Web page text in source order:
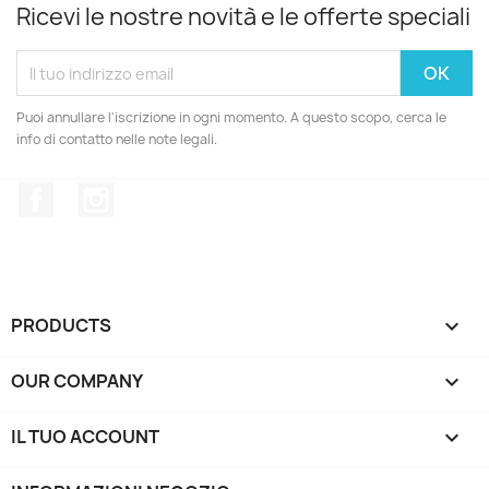
Ricevi le nostre novità e le offerte speciali
Puoi annullare l'iscrizione in ogni momento. A questo scopo, cerca le
info di contatto nelle note legali.
PRODUCTS 
OUR COMPANY 
IL TUO ACCOUNT 